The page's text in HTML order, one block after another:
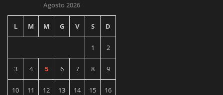
Agosto 2026
L M M G V S D
1 2
3 4 5 6 7 8 9
10 11 12 13 14 15 16